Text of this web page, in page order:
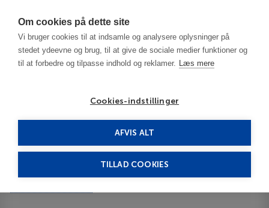
Om cookies på dette site
Vi bruger cookies til at indsamle og analysere oplysninger på
stedet ydeevne og brug, til at give de sociale medier funktioner og
til at forbedre og tilpasse indhold og reklamer. Læs mere
Cookies-indstillinger
AFVIS ALT
TILLAD COOKIES
Orbel 4****